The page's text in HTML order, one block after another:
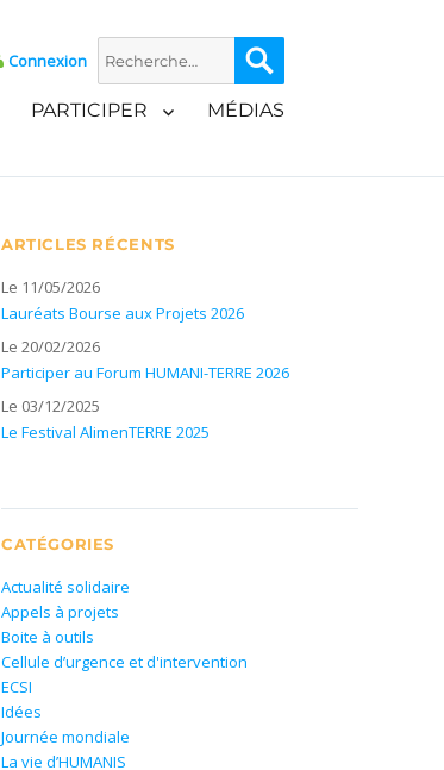
Connexion
Recherche
pour :
PARTICIPER MÉDIAS
ARTICLES RÉCENTS
Le 11/05/2026
Lauréats Bourse aux Projets 2026
Le 20/02/2026
Participer au Forum HUMANI-TERRE 2026
Le 03/12/2025
Le Festival AlimenTERRE 2025
CATÉGORIES
Actualité solidaire
Appels à projets
Boite à outils
Cellule d’urgence et d'intervention
ECSI
Idées
Journée mondiale
La vie d’HUMANIS